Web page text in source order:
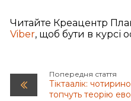
Читайте Креацентр
Viber, щоб бути в курсі
Попередня стаття
Тіктаалік:
топчуть теорію